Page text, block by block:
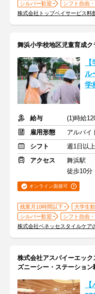
シルバー歓迎
シフト自由
株式会社トップベイサービス料
舞浜小学校地区児童育成ク
ル
学
給与
雇用形態
アルバイ
シフト
週1日以
アクセス
舞浜駅
徒歩10分
オンライン面接可
残業月10時間以下 大学生
シルバー歓迎
シフト自由
株式会社ベネッセスタイルケア
株式会社アスパイーエッ
ズニーシー・ステーショ